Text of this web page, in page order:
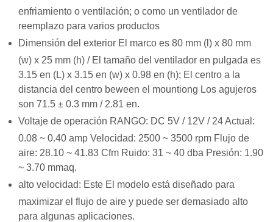
enfriamiento o ventilación; o como un ventilador de
reemplazo para varios productos
Dimensión del exterior El marco es 80 mm (l) x 80 mm
(w) x 25 mm (h) / El tamaño del ventilador en pulgada es
3.15 en (L) x 3.15 en (w) x 0.98 en (h); El centro a la
distancia del centro beween el mountiong Los agujeros
son 71.5 ± 0.3 mm / 2.81 en.
Voltaje de operación RANGO: DC 5V / 12V / 24 Actual:
0.08 ~ 0.40 amp Velocidad: 2500 ~ 3500 rpm Flujo de
aire: 28.10 ~ 41.83 Cfm Ruido: 31 ~ 40 dba Presión: 1.90
~ 3.70 mmaq.
alto velocidad: Este El modelo está diseñado para
maximizar el flujo de aire y puede ser demasiado alto
para algunas aplicaciones.